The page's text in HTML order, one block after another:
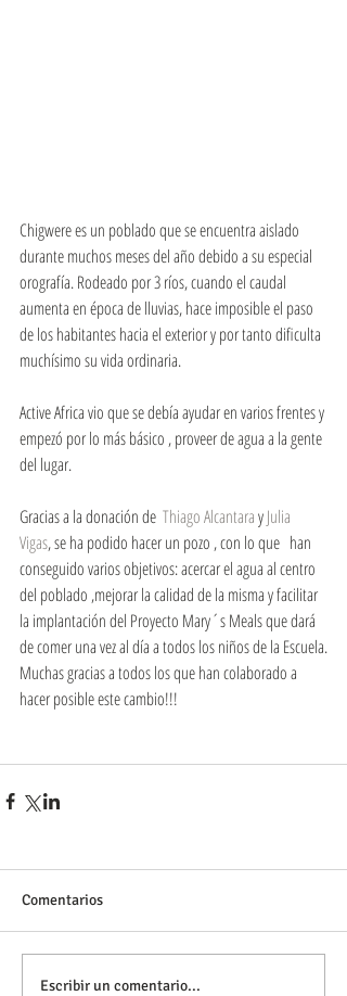
Chigwere es un poblado que se encuentra aislado
durante muchos meses del año debido a su especial
orografía. Rodeado por 3 ríos, cuando el caudal
aumenta en época de lluvias, hace imposible el paso
de los habitantes hacia el exterior y por tanto dificulta
muchísimo su vida ordinaria.
Active Africa vio que se debía ayudar en varios frentes y
empezó por lo más básico , proveer de agua a la gente
del lugar.
Gracias a la donación de Thiago Alcantara y Julia
Vigas, se ha podido hacer un pozo , con lo que   han
conseguido varios objetivos: acercar el agua al centro
del poblado ,mejorar la calidad de la misma y facilitar
la implantación del Proyecto Mary´s Meals que dará
de comer una vez al día a todos los niños de la Escuela.
Muchas gracias a todos los que han colaborado a
hacer posible este cambio!!!
Comentarios
Escribir un comentario...